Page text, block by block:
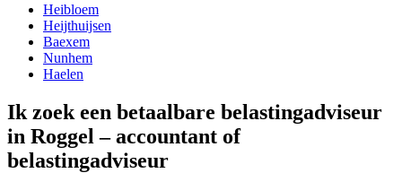
Heibloem
Heijthuijsen
Baexem
Nunhem
Haelen
Ik zoek een betaalbare belastingadviseur
in Roggel – accountant of
belastingadviseur